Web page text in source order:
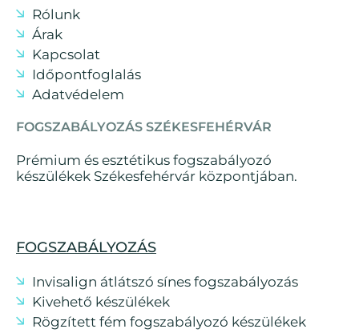
Rólunk
Árak
Kapcsolat
Időpontfoglalás
Adatvédelem
FOGSZABÁLYOZÁS SZÉKESFEHÉRVÁR
Prémium és esztétikus fogszabályozó
készülékek Székesfehérvár központjában.
FOGSZABÁLYOZÁS
Invisalign átlátszó sínes fogszabályozás
Kivehető készülékek
Rögzített fém fogszabályozó készülékek